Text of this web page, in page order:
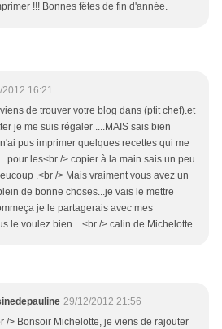
!!! Bonnes fêtes de fin d'année.
2012 16:21
de trouver votre blog dans (ptit chef).et
je me suis régaler ....MAIS sais bien
pus imprimer quelques recettes qui me
les<br /> copier à la main sais un peu
.<br /> Mais vraiment vous avez un
de bonne choses...je vais le mettre
je le partagerais avec mes
le voulez bien....<br /> calin de Michelotte
29/12/2012 21:56
/> Bonsoir Michelotte, je viens de rajouter